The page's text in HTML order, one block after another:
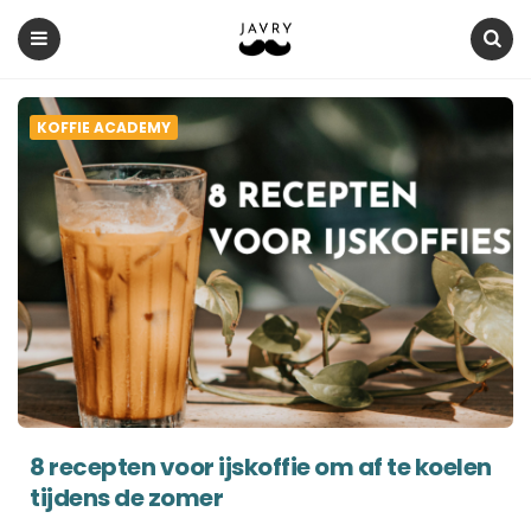
Javry
Koffie
Blog
KOFFIE ACADEMY
8 recepten voor ijskoffie om af te koelen
tijdens de zomer